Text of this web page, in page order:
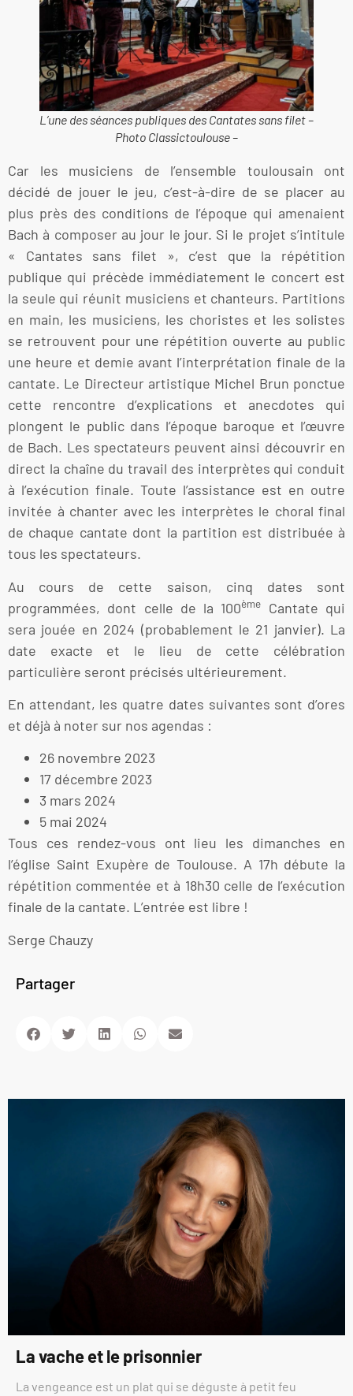
L’une des séances publiques des Cantates sans filet –
Photo Classictoulouse –
Car les musiciens de l’ensemble toulousain ont
décidé de jouer le jeu, c’est-à-dire de se placer au
plus près des conditions de l’époque qui amenaient
Bach à composer au jour le jour. Si le projet s’intitule
« Cantates sans filet », c’est que la répétition
publique qui précède immédiatement le concert est
la seule qui réunit musiciens et chanteurs. Partitions
en main, les musiciens, les choristes et les solistes
se retrouvent pour une répétition ouverte au public
une heure et demie avant l’interprétation finale de la
cantate. Le Directeur artistique Michel Brun ponctue
cette rencontre d’explications et anecdotes qui
plongent le public dans l’époque baroque et l’œuvre
de Bach. Les spectateurs peuvent ainsi découvrir en
direct la chaîne du travail des interprètes qui conduit
à l’exécution finale. Toute l’assistance est en outre
invitée à chanter avec les interprètes le choral final
de chaque cantate dont la partition est distribuée à
tous les spectateurs.
Au cours de cette saison, cinq dates sont
programmées, dont celle de la 100ème
Cantate qui
sera jouée en 2024 (probablement le 21 janvier). La
date exacte et le lieu de cette célébration
particulière seront précisés ultérieurement.
En attendant, les quatre dates suivantes sont d’ores
et déjà à noter sur nos agendas :
26 novembre 2023
17 décembre 2023
3 mars 2024
5 mai 2024
Tous ces rendez-vous ont lieu les dimanches en
l’église Saint Exupère de Toulouse. A 17h débute la
répétition commentée et à 18h30 celle de l’exécution
finale de la cantate. L’entrée est libre !
Serge Chauzy
Partager
La vache et le prisonnier
La vengeance est un plat qui se déguste à petit feu